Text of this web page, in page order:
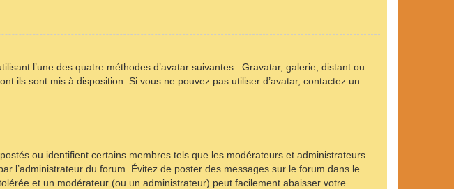
l’une des quatre méthodes d’avatar suivantes : Gravatar, galerie, distant ou
ils sont mis à disposition. Si vous ne pouvez pas utiliser d’avatar, contactez un
ou identifient certains membres tels que les modérateurs et administrateurs.
l’administrateur du forum. Évitez de poster des messages sur le forum dans le
et un modérateur (ou un administrateur) peut facilement abaisser votre